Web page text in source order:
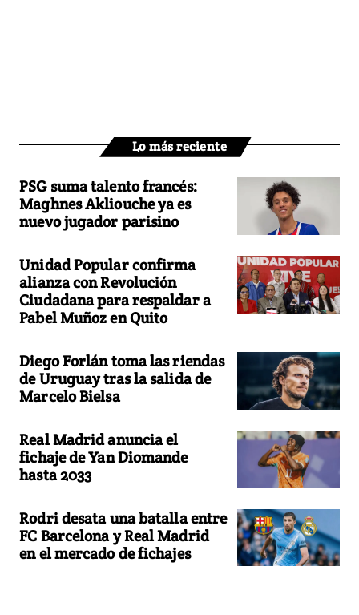
Lo más reciente
PSG suma talento francés:
Maghnes Akliouche ya es
nuevo jugador parisino
Unidad Popular confirma
alianza con Revolución
Ciudadana para respaldar a
Pabel Muñoz en Quito
Diego Forlán toma las riendas
de Uruguay tras la salida de
Marcelo Bielsa
Real Madrid anuncia el
fichaje de Yan Diomande
hasta 2033
Rodri desata una batalla entre
FC Barcelona y Real Madrid
en el mercado de fichajes